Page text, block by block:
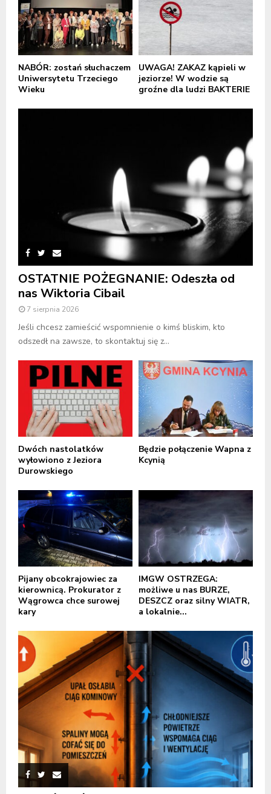
NABÓR: zostań słuchaczem
Uniwersytetu Trzeciego
Wieku
UWAGA! ZAKAZ kąpieli w
jeziorze! W wodzie są
groźne dla ludzi BAKTERIE
OSTATNIE POŻEGNANIE: Odeszła od
nas Wiktoria Cibail
7 sierpnia 2026
Jeśli chcesz zamieścić wspomnienie o kimś bliskim, kto
odszedł na zawsze, to skontaktuj się z...
Dwóch nastolatków
wyłowiono z Jeziora
Durowskiego
Będzie połączenie Wapna z
Kcynią
Pijany obcokrajowiec za
kierownicą. Prokurator z
Wągrowca chce surowej
kary
IMGW OSTRZEGA:
możliwe u nas BURZE,
DESZCZ oraz silny WIATR,
a lokalnie...